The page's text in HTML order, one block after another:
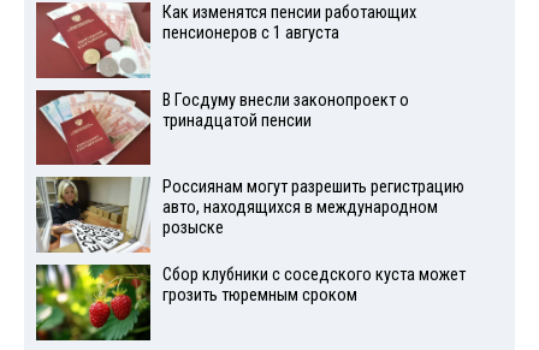
Как изменятся пенсии работающих
пенсионеров с 1 августа
В Госдуму внесли законопроект о
тринадцатой пенсии
Россиянам могут разрешить регистрацию
авто, находящихся в международном
розыске
Сбор клубники с соседского куста может
грозить тюремным сроком